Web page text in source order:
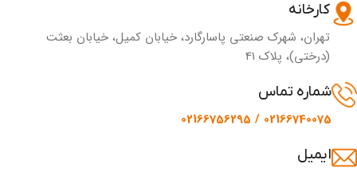
کارخانه
تهران، شهرک صنعتی پاسارگارد، خیابان کمیل، خیابان بعثت
(درختی)، پلاک 41
شماره تماس
02166740075 / 02166756295
ایمیل